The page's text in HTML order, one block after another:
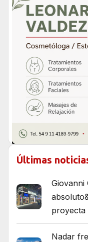
Últimas
Giovanni
proyecta
Nadar